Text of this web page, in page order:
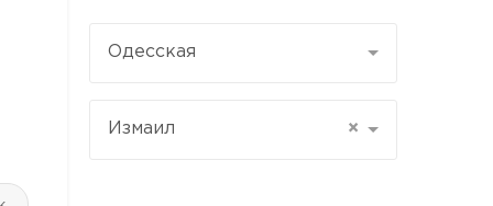
Одесская
×
Измаил